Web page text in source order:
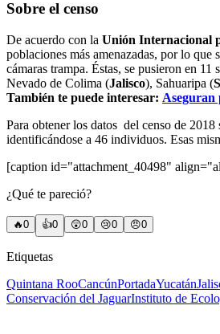
Sobre el censo
De acuerdo con la Unión Internacional
poblaciones más amenazadas, por lo
cámaras trampa. Éstas, se pusieron en
Nevado de Colima (Jalisco), Sahuaripa (
También te puede interesar: Aseguran
Para obtener los datos del censo de
identificándose a 46 individuos. Esas
[caption id="attachment_40498"
¿Qué te pareció?
🔥0 👍0 😲0 😢0 😠0
Etiquetas
Quintana RooCancúnPortadaYucatán
Conservación del JaguarInstituto de